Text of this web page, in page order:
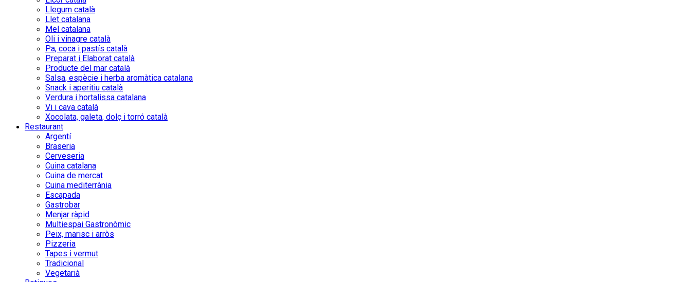
Llegum català
Llet catalana
Mel catalana
Oli i vinagre català
Pa, coca i pastís català
Preparat i Elaborat català
Producte del mar català
Salsa, espècie i herba aromàtica catalana
Snack i aperitiu català
Verdura i hortalissa catalana
Vi i cava català
Xocolata, galeta, dolç i torró català
Restaurant
Argentí
Braseria
Cerveseria
Cuina catalana
Cuina de mercat
Cuina mediterrània
Escapada
Gastrobar
Menjar ràpid
Multiespai Gastronòmic
Peix, marisc i arròs
Pizzeria
Tapes i vermut
Tradicional
Vegetarià